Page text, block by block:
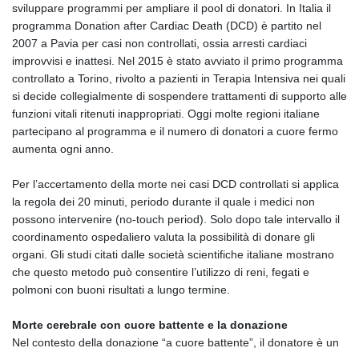
sviluppare programmi per ampliare il pool di donatori. In Italia il
programma Donation after Cardiac Death (DCD) è partito nel
2007 a Pavia per casi non controllati, ossia arresti cardiaci
improvvisi e inattesi. Nel 2015 è stato avviato il primo programma
controllato a Torino, rivolto a pazienti in Terapia Intensiva nei quali
si decide collegialmente di sospendere trattamenti di supporto alle
funzioni vitali ritenuti inappropriati. Oggi molte regioni italiane
partecipano al programma e il numero di donatori a cuore fermo
aumenta ogni anno.
Per l’accertamento della morte nei casi DCD controllati si applica
la regola dei 20 minuti, periodo durante il quale i medici non
possono intervenire (no‑touch period). Solo dopo tale intervallo il
coordinamento ospedaliero valuta la possibilità di donare gli
organi. Gli studi citati dalle società scientifiche italiane mostrano
che questo metodo può consentire l’utilizzo di reni, fegati e
polmoni con buoni risultati a lungo termine.
Morte cerebrale con cuore battente e la donazione
Nel contesto della donazione “a cuore battente”, il donatore è un